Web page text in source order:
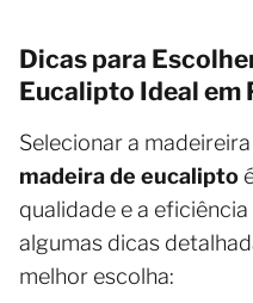
Dicas para
Eucalipto Ideal em
Selecionar a
madeira de eucalipto
qualidade e a
algumas dicas
melhor escolha: